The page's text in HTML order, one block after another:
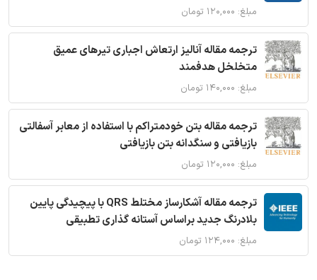
مبلغ: ۱۲۰,۰۰۰ تومان
ترجمه مقاله آنالیز ارتعاش اجباری تیرهای عمیق
متخلخل هدفمند
مبلغ: ۱۴۰,۰۰۰ تومان
ترجمه مقاله بتن خودمتراکم با استفاده از معابر آسفالتی
بازیافتی و سنگدانه بتن بازیافتی
مبلغ: ۱۲۰,۰۰۰ تومان
ترجمه مقاله آشکارساز مختلط QRS با پیچیدگی پایین
بلادرنگ جدید براساس آستانه گذاری تطبیقی
مبلغ: ۱۲۴,۰۰۰ تومان